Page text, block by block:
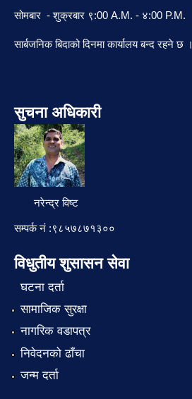
सोमबार - शुक्रबार ९:00 A.M. - ४:00 P.M.
सार्बजनिक बिदाको दिनमा कार्यालय बन्द रहने छ ।
सुचना अधिकारी
नरेन्द्र विष्ट
सम्पर्क नं :९८५७८७१३००
विधुतीय शुसासन सेवा
घटना दर्ता
सामाजिक सुरक्षा
नागरिक वडापत्र
निवेदनको ढाँचा
जन्म दर्ता